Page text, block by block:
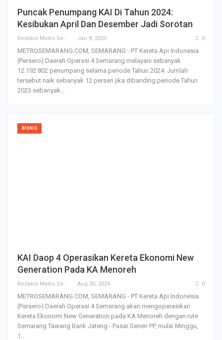
Puncak Penumpang KAI Di Tahun 2024:
Kesibukan April Dan Desember Jadi Sorotan
Redaksi Metro Semarang Jan 8, 2025 0
METROSEMARANG.COM, SEMARANG - PT Kereta Api Indonesia
(Persero) Daerah Operasi 4 Semarang melayani sebanyak
12.192.802 penumpang selama periode Tahun 2024. Jumlah
tersebut naik sebanyak 12 persen jika dibanding periode Tahun
2023 sebanyak…
BISNIS
KAI Daop 4 Operasikan Kereta Ekonomi New
Generation Pada KA Menoreh
Redaksi Metro Semarang Aug 30, 2024 0
METROSEMARANG.COM, SEMARANG - PT Kereta Api Indonesia
(Persero) Daerah Operasi 4 Semarang akan mengoperasikan
Kereta Ekonomi New Generation pada KA Menoreh dengan rute
Semarang Tawang Bank Jateng - Pasar Senen PP, mulai Minggu,
1…